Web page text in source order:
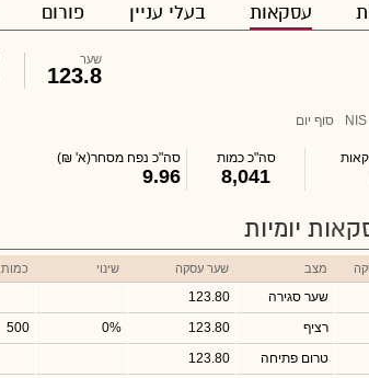
עסקאות בעלי עניין פורום
NIS סוף יום
שער
123.8
סה"כ כמות
8,041
סה"כ נפח מסחר(א' ₪)
9.96
יומיות
מצב שער עסקה שינוי כמות
שער סגירה 123.80
רציף 123.80
0%
500
טרום פתיחה 123.80